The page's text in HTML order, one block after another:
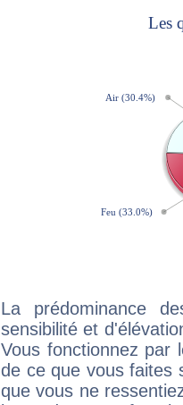
La prédominance
sensibilité et
Vous fonctionnez
de ce que vous faites
que vous ne